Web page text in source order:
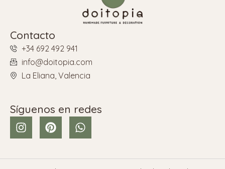
Contacto
+34 692 492 941
info@doitopia.com
La Eliana, Valencia
Síguenos en redes